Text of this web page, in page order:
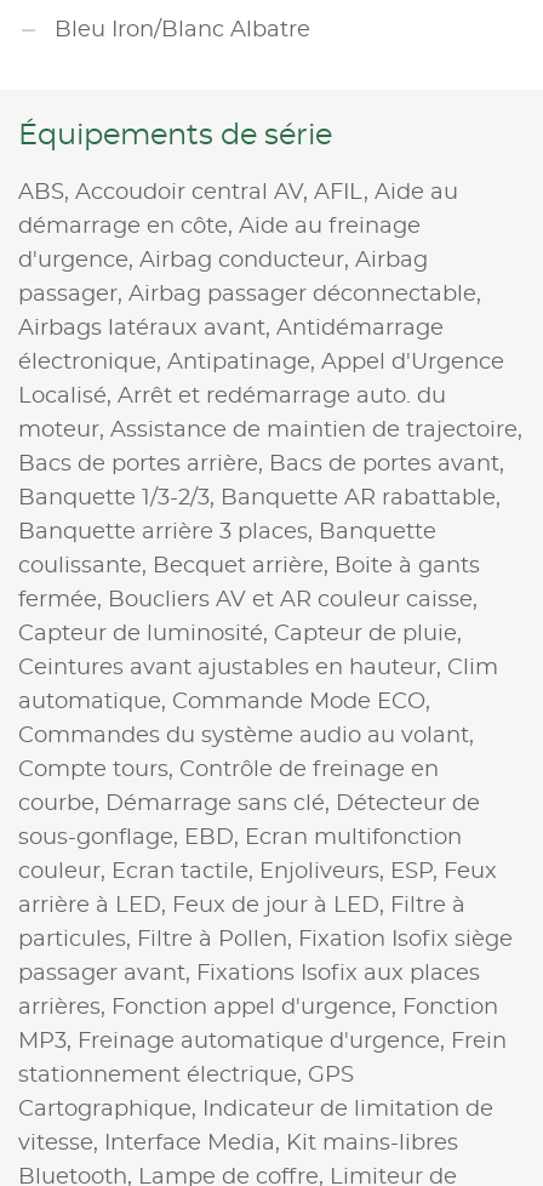
Bleu Iron/Blanc Albatre
Équipements de série
ABS, Accoudoir central AV, AFIL, Aide au
démarrage en côte, Aide au freinage
d'urgence, Airbag conducteur, Airbag
passager, Airbag passager déconnectable,
Airbags latéraux avant, Antidémarrage
électronique, Antipatinage, Appel d'Urgence
Localisé, Arrêt et redémarrage auto. du
moteur, Assistance de maintien de trajectoire,
Bacs de portes arrière, Bacs de portes avant,
Banquette 1/3-2/3, Banquette AR rabattable,
Banquette arrière 3 places, Banquette
coulissante, Becquet arrière, Boite à gants
fermée, Boucliers AV et AR couleur caisse,
Capteur de luminosité, Capteur de pluie,
Ceintures avant ajustables en hauteur, Clim
automatique, Commande Mode ECO,
Commandes du système audio au volant,
Compte tours, Contrôle de freinage en
courbe,
Démarrage sans clé,
Détecteur de
sous-gonflage, EBD, Ecran multifonction
couleur, Ecran tactile, Enjoliveurs, ESP, Feux
arrière à LED, Feux de jour à LED, Filtre à
particules, Filtre à Pollen, Fixation Isofix siège
passager avant, Fixations Isofix aux places
arrières, Fonction appel d'urgence, Fonction
MP3, Freinage automatique d'urgence, Frein
stationnement électrique, GPS
Cartographique,
Indicateur de limitation de
vitesse,
Interface Media, Kit mains-libres
Bluetooth,
Lampe de coffre, Limiteur de